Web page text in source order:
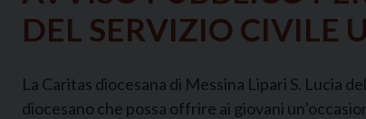
DEL SERVIZIO CIVILE
La Caritas diocesana di Messina Lipari S.
diocesano che possa offrire ai giovani